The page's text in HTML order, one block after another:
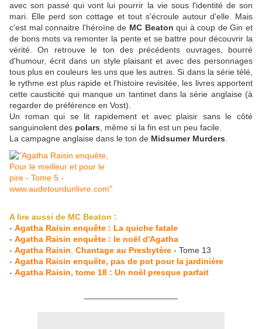
avec son passé qui vont lui pourrir la vie sous l'identité de son
mari. Elle perd son cottage et tout s'écroule autour d'elle. Mais
c'est mal connaitre l'héroïne de MC Beaton qui à coup de Gin et
de bons mots va remonter la pente et se battre pour découvrir la
vérité. On retrouve le ton des précédents ouvrages, bourré
d'humour, écrit dans un style plaisant et avec des personnages
tous plus en couleurs les uns que les autres. Si dans la série télé,
le rythme est plus rapide et l'histoire revisitée, les livres apportent
cette causticité qui manque un tantinet dans la série anglaise (à
regarder de préférence en Vost).
Un roman qui se lit rapidement et avec plaisir sans le côté
sanguinolent des polars , même si la fin est un peu facile.
La campagne anglaise dans le ton de Midsumer Murders
A lire aussi de MC Beaton :
- Agatha Raisin enquête : La quiche fatale
- Agatha Raisin enquête : le noël d'Agatha
- Agatha Raisin Chantage au Presbytère - Tome 13
- Agatha Raisin enquête, pas de pot pour la jardinière
- Agatha Raisin, tome 18 : Un noël presque parfait